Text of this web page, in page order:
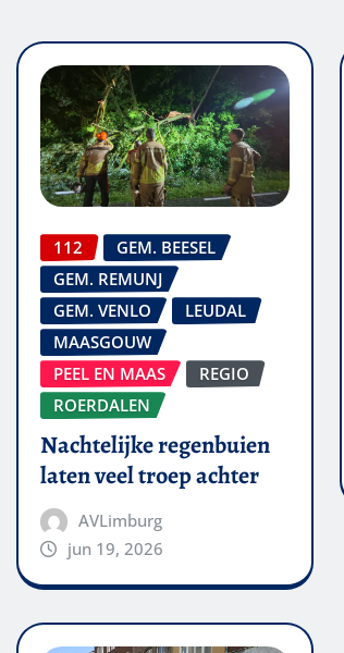
112
GEM. BEESEL
GEM. REMUNJ
GEM. VENLO
LEUDAL
MAASGOUW
PEEL EN MAAS
REGIO
ROERDALEN
Nachtelijke regenbuien
laten veel troep achter
AVLimburg
jun 19, 2026